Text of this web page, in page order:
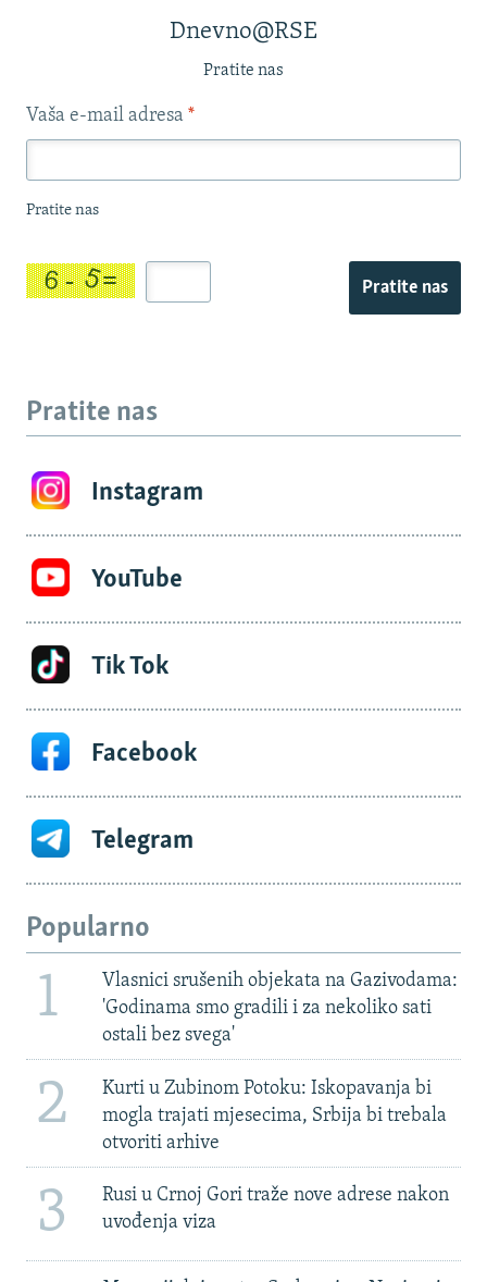
Dnevno@RSE
Pratite nas
Vaša e-mail adresa *
Pratite nas
Pratite nas
Pratite nas
Instagram
YouTube
Tik Tok
Facebook
Telegram
Popularno
1
Vlasnici srušenih objekata na Gazivodama:
'Godinama smo gradili i za nekoliko sati
ostali bez svega'
2
Kurti u Zubinom Potoku: Iskopavanja bi
mogla trajati mjesecima, Srbija bi trebala
otvoriti arhive
3
Rusi u Crnoj Gori traže nove adrese nakon
uvođenja viza